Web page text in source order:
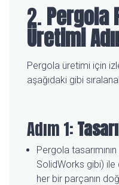
2.Pergola
Üretimi
Pergola üretimi için
aşağıdaki gibi
Adım 1:
Pergola tasarımının
SolidWorks gibi)
her bir parçanın